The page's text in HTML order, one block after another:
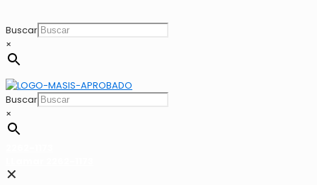
Buscar
×
Buscar
×
✕